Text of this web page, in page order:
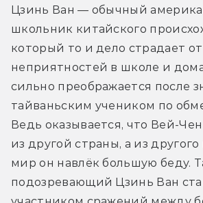
Цзинь Ван — обычный
школьник китайского
который то и дело страдает от
неприятностей в школе и
сильно преображается после
тайваньским учеником по
Ведь оказывается, что Вей-
из другой страны, а из
мир он навлёк большую беду.
подозревающий Цзинь Ван